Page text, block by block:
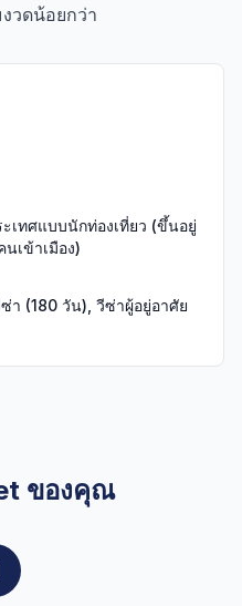
วดน้อยกว่า
เทศแบบนักท่องเที่ยว (ขึ้นอยู่
เข้าเมือง)
า (180 วัน), วีซ่าผู้อยู่อาศัย
ของคุณ